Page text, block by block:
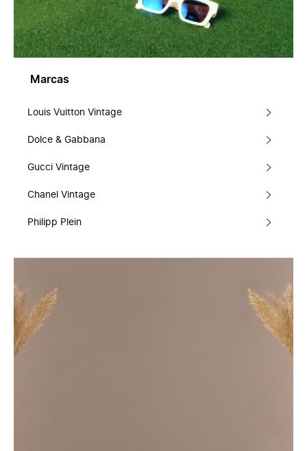
Marcas
Louis Vuitton Vintage
Dolce & Gabbana
Gucci Vintage
Chanel Vintage
Philipp Plein